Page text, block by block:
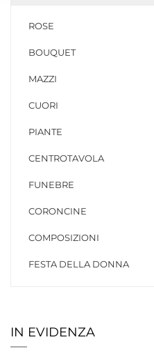
ROSE
BOUQUET
MAZZI
CUORI
PIANTE
CENTROTAVOLA
FUNEBRE
CORONCINE
COMPOSIZIONI
FESTA DELLA DONNA
IN EVIDENZA